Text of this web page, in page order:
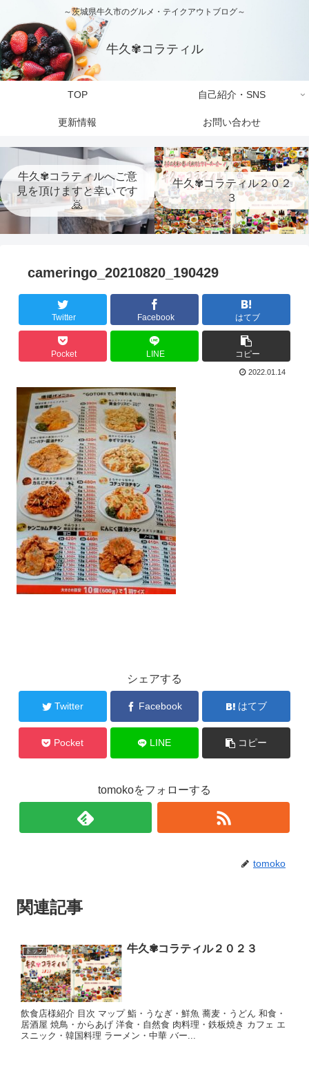
～茨城県牛久市のグルメ・テイクアウトブログ～
牛久✾コラティル
TOP 自己紹介・SNS
更新情報 お問い合わせ
牛久✾コラティルへご意
見を頂けますと幸いです
🙇
牛久✾コラティル２０２
３
cameringo_20210820_190429
Twitter Facebook はてブ
Pocket LINE コピー
2022.01.14
シェアする
Twitter Facebook はてブ
Pocket LINE コピー
tomokoをフォローする
tomoko
関連記事
トップ 牛久✾コラティル２０２３
飲食店様紹介 目次 マップ 鮨・うなぎ・鮮魚 蕎麦・うどん 和食・
居酒屋 焼鳥・からあげ 洋食・自然食 肉料理・鉄板焼き カフェ エ
スニック・韓国料理 ラーメン・中華 バー...